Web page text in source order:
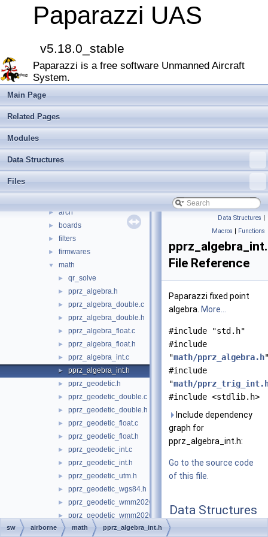
Paparazzi UAS
v5.18.0_stable
Paparazzi is a free software Unmanned Aircraft
System.
Main Page
Related Pages
Modules
Data Structures
Files
Paparazzi Messages
Paparazzi Technical Primers
E-Identification-FR
Todo List
Bibliography
► Modules
► Namespace Members
► Data Structures
▼ File List
► doc
► arch
► boards
► filters
► firmwares
▼ math
► qr_solve
► pprz_algebra.h
► pprz_algebra_double.c
► pprz_algebra_double.h
► pprz_algebra_float.c
► pprz_algebra_float.h
► pprz_algebra_int.c
► pprz_algebra_int.h
► pprz_geodetic.h
► pprz_geodetic_double.c
► pprz_geodetic_double.h
► pprz_geodetic_float.c
► pprz_geodetic_float.h
► pprz_geodetic_int.c
► pprz_geodetic_int.h
► pprz_geodetic_utm.h
► pprz_geodetic_wgs84.h
► pprz_geodetic_wmm2020.c
► pprz_geodetic_wmm2020.h
► pprz_isa.h
Data Structures |
Macros | Functions
File Reference
Paparazzi fixed point
algebra. More...
#include "std.h"
#include
"math/pprz_algebra.h
#include
"math/
#include <stdlib.h>
Include dependency
graph for
pprz_algebra_int.h:
Go to the source code
of this file.
Data Structures
sw airborne math pprz_algebra_int.h